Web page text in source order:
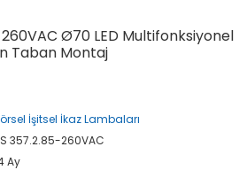
Ø70 LED Multifonksiyonel
Taban Montaj
İşitsel İkaz Lambaları
357.2.85-260VAC
Ay